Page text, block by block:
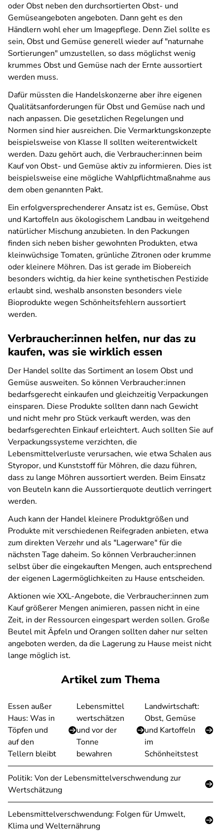
oder Obst neben den durchsortierten Obst- und
Gemüseangeboten angeboten. Dann geht es den
Händlern wohl eher um Imagepflege. Denn Ziel sollte es
sein, Obst und Gemüse generell wieder auf "naturnahe
Sortierungen" umzustellen, so dass möglichst wenig
krummes Obst und Gemüse nach der Ernte aussortiert
werden muss.
Dafür müssten die Handelskonzerne aber ihre eigenen
Qualitätsanforderungen für Obst und Gemüse nach und
nach anpassen. Die gesetzlichen Regelungen und
Normen sind hier ausreichen. Die Vermarktungskonzepte
beispielsweise von Klasse II sollten weiterentwickelt
werden. Dazu gehört auch, die Verbraucher:innen beim
Kauf von Obst- und Gemüse aktiv zu informieren. Dies ist
beispielsweise eine mögliche Wahlpflichtmaßnahme aus
dem oben genannten Pakt.
Ein erfolgversprechenderer Ansatz ist es, Gemüse, Obst
und Kartoffeln aus ökologischem Landbau in weitgehend
natürlicher Mischung anzubieten. In den Packungen
finden sich neben bisher gewohnten Produkten, etwa
kleinwüchsige Tomaten, grünliche Zitronen oder krumme
oder kleinere Möhren. Das ist gerade im Biobereich
besonders wichtig, da hier keine synthetischen Pestizide
erlaubt sind, weshalb ansonsten besonders viele
Bioprodukte wegen Schönheitsfehlern aussortiert
werden.
Verbraucher:innen helfen, nur das zu
kaufen, was sie wirklich essen
Der Handel sollte das Sortiment an losem Obst und
Gemüse ausweiten. So können Verbraucher:innen
bedarfsgerecht einkaufen und gleichzeitig Verpackungen
einsparen. Diese Produkte sollten dann nach Gewicht
und nicht mehr pro Stück verkauft werden, was den
bedarfsgerechten Einkauf erleichtert. Auch sollten Sie auf
Verpackungssysteme verzichten, die
Lebensmittelverluste verursachen, wie etwa Schalen aus
Styropor, und Kunststoff für Möhren, die dazu führen,
dass zu lange Möhren aussortiert werden. Beim Einsatz
von Beuteln kann die Aussortierquote deutlich verringert
werden.
Auch kann der Handel kleinere Produktgrößen und
Produkte mit verschiedenen Reifegraden anbieten, etwa
zum direkten Verzehr und als "Lagerware" für die
nächsten Tage daheim. So können Verbraucher:innen
selbst über die eingekauften Mengen, auch entsprechend
der eigenen Lagermöglichkeiten zu Hause entscheiden.
Aktionen wie XXL-Angebote, die Verbraucher:innen zum
Kauf größerer Mengen animieren, passen nicht in eine
Zeit, in der Ressourcen eingespart werden sollen. Große
Beutel mit Äpfeln und Orangen sollten daher nur selten
angeboten werden, da die Lagerung zu Hause meist nicht
lange möglich ist.
Artikel zum Thema
Essen außer
Haus: Was in
Töpfen und
auf den
Tellern bleibt
Lebensmittel
wertschätzen
und vor der
Tonne
bewahren
Landwirtschaft:
Obst, Gemüse
und Kartoffeln
im
Schönheitstest
Politik: Von der Lebensmittelverschwendung zur
Wertschätzung
Lebensmittelverschwendung: Folgen für Umwelt,
Klima und Welternährung